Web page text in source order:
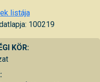
listája
100219
KÖR: